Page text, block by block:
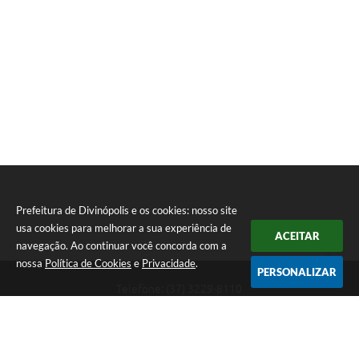
Prefeitura de Divinópolis e os cookies: nosso site
usa cookies para melhorar a sua experiência de
navegação. Ao continuar você concorda com a
nossa Política de Cookies e Privacidade.
ACEITAR
PERSONALIZAR